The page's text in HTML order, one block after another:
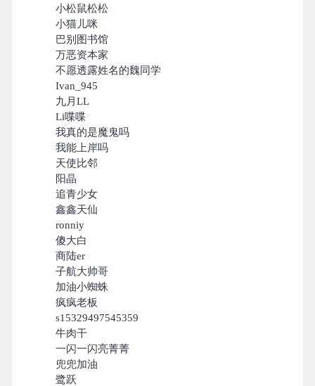
小松鼠松松
小猫儿咪
巴别图书馆
万恶资本家
不愿透露姓名的魏同学
Ivan_945
九月LL
Li喋喋
我真的是魔鬼吗
我能上岸吗
天使比邻
阳晶
追青少女
鑫鑫天仙
ronniy
傻大白
商陆er
子航大帅哥
加油小蜘蛛
疯疯老板
s15329497545359
牛肉干
一闪一闪亮菁菁
兜兜加油
鹭跃